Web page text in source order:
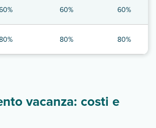
60% 60%
80% 80%
vacanza: costi e